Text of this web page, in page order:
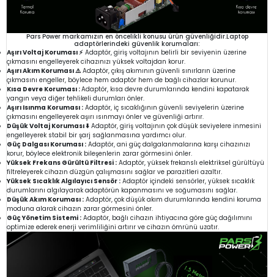
Pars Power markamızın en öncelikli konusu ürün güvenliğidir.Laptop
adaptörlerindeki güvenlik korumaları:
Aşırı Voltaj Koruması ⚡ Adaptör, giriş voltajının belirli bir seviyenin üzerine
çıkmasını engelleyerek cihazınızı yüksek voltajdan korur.
Aşırı Akım Koruması ⚠️Adaptör, çıkış akımının güvenli sınırların üzerine
çıkmasını engeller, böylece hem adaptör hem de bağlı cihazlar korunur.
Kısa Devre Koruması :Adaptör, kısa devre durumlarında kendini kapatarak
yangın veya diğer tehlikeli durumları önler.
Aşırı Isınma Koruması : Adaptör, iç sıcaklığının güvenli seviyelerin üzerine
çıkmasını engelleyerek aşırı ısınmayı önler ve güvenliği artırır.
Düşük Voltaj Koruması ⬇️ Adaptör, giriş voltajının çok düşük seviyelere inmesini
engelleyerek stabil bir şarj sağlanmasına yardımcı olur.
Güç Dalgası Koruması : Adaptör, ani güç dalgalanmalarına karşı cihazınızı
korur, böylece elektronik bileşenlerin zarar görmesini önler.
Yüksek Frekans Gürültü Filtresi : Adaptör, yüksek frekanslı elektriksel gürültüyü
filtreleyerek cihazın düzgün çalışmasını sağlar ve parazitleri azaltır.
Yüksek Sıcaklık Algılayıcı Sensör : Adaptör içindeki sensörler, yüksek sıcaklık
durumlarını algılayarak adaptörün kapanmasını ve soğumasını sağlar.
Düşük Akım Koruması : Adaptör, çok düşük akım durumlarında kendini koruma
moduna alarak cihazın zarar görmesini önler.
Güç Yönetim Sistemi : Adaptör, bağlı cihazın ihtiyacına göre güç dağılımını
optimize ederek enerji verimliliğini artırır ve cihazın ömrünü uzatır.